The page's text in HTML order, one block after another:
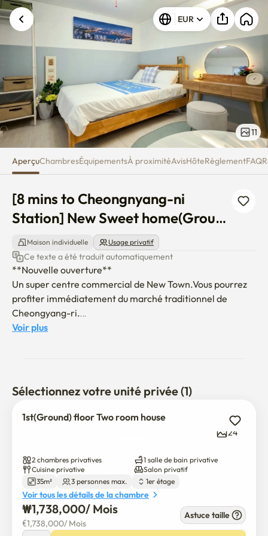
[8 mins to Cheongnyang-ni
EUR
11
AperçuChambresÉquipementsÀ proximitéAvisHôteRèglementFAQ
[8 mins to Cheongnyang-ni
Station] New Sweet home(Ground
F) Maison individuelle Usage privatif
Ce texte a été traduit automatiquement
**Nouvelle ouverture**
Un super centre commercial de New Town.Vous pourrez
profiter immédiatement du marché traditionnel de
Cheongyang-ri.
la zone de la gare de Cheongyangni.
spacieuse Studio + 1 Chambre Séparée.
-un lit de style hodel. sanitaires
-Mobilier sur mesure pour les étudiants en échange,
modification de la disposition est possible
-Pas d'animaux.
-l'interdiction de fumer à l'intérieur
Voir plus
Sélectionnez votre unité privée (1)
1st(Ground) floor Two room house
24
2 chambres privatives
1 salle de bain privative
Cuisine privative
Salon privatif
35m²
3 personnes max. 1er étage
Voir tous les détails de la chambre
₩1,738,000/ Mois
€1,738,000/ Mois
Astuce taille
Une erreur inconnue est survenue. Veuillez